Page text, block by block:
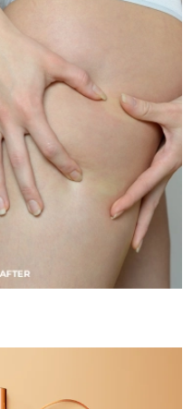
Tahmini teslim tarihi
Tahmini teslim tarihi
Tahmini teslim tarihi 8/16/26
Tahmini teslim tarihi 8/10/26
Tahmini teslim tarihi8/8/26
8/8/26
Tahmini teslim tarihi8/8/26